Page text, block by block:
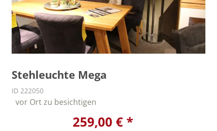
Stehleuchte Mega
ID 222050
vor Ort zu besichtigen
259,00 € *